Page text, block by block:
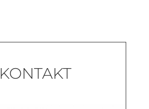
KONTAKT